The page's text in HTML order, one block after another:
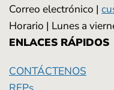
Correo electrónico |
Horario | Lunes a
ENLACES RÁPIDOS
CONTÁCTENOS